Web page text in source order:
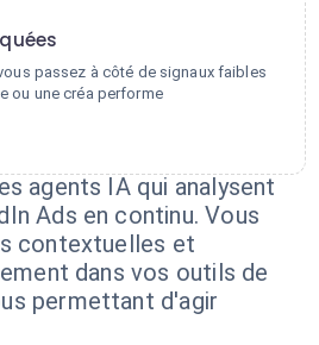
passez à côté de signaux faibles
ou une créa performe
agents IA qui analysent
Ads en continu. Vous
contextuelles et
dans vos outils de
permettant d'agir